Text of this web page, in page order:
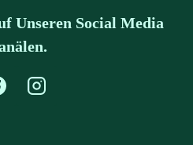
Unseren Social Media